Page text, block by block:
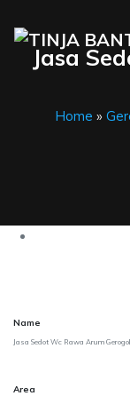
Jasa
Home »
Name
Jasa Sedot Wc Rawa Arum Gerogol
Area